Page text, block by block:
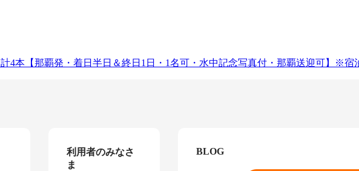
4本【那覇発・着日半日＆終日1日・1名可・水中記念写真付・那覇送迎可】※宿
利用者のみなさ
ま
BLOG